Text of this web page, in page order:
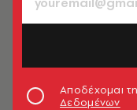
Αποδέχομαι
Δεδομένων